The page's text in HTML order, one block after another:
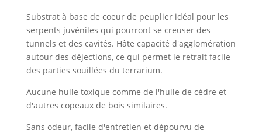
Substrat à base de coeur de peuplier idéal pour les
serpents juvéniles qui pourront se creuser des
tunnels et des cavités. Hâte capacité d'agglomération
autour des déjections, ce qui permet le retrait facile
des parties souillées du terrarium.
Aucune huile toxique comme de l'huile de cèdre et
d'autres copeaux de bois similaires.
Sans odeur, facile d'entretien et dépourvu de